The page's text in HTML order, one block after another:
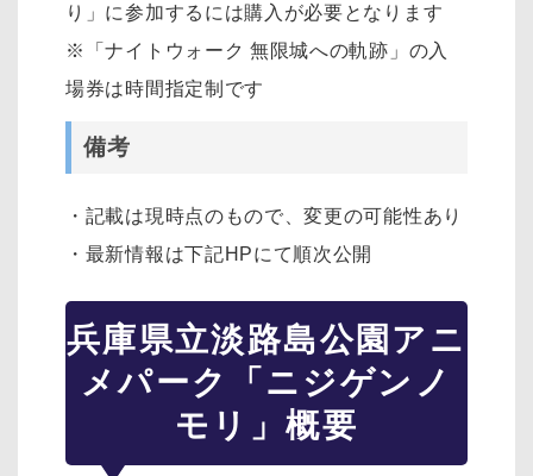
り」に参加するには購入が必要となります
※「ナイトウォーク 無限城への軌跡」の入
場券は時間指定制です
備考
・記載は現時点のもので、変更の可能性あり
・最新情報は下記HPにて順次公開
兵庫県立淡路島公園アニ
メパーク「ニジゲンノ
モリ」概要